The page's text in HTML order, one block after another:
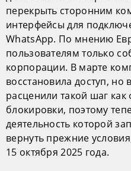
перекрыть сторонним
интерфейсы для
WhatsApp. По мнению
пользователям только
корпорации. В марте
восстановила доступ, но
расценили такой шаг
блокировки, поэтому
деятельность которой
вернуть прежние
15 октября 2025 года.